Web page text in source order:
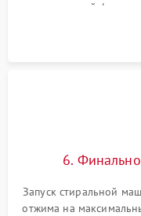
надежной
герметиком для
6.
Запуск стиральной
отжима на